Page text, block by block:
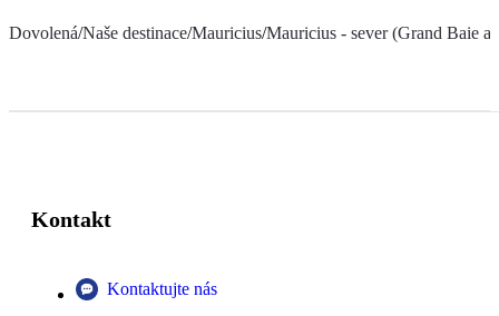
Dovolená/Naše destinace/Mauricius/Mauricius - sever (Grand Baie a
Kontakt
Kontaktujte nás